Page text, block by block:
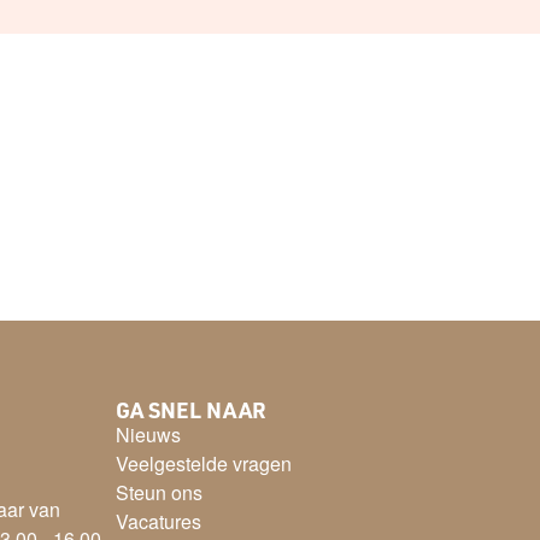
van
GA SNEL NAAR
Nieuws
Veelgestelde vragen
Steun ons
Vacatures